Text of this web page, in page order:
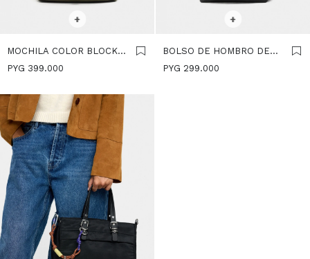
+
MOCHILA COLOR BLOCK
DE NYLON PARA
PYG 399.000
+
BOLSO DE HOMBRO DE
NYLON - NEGRO
PYG 299.000